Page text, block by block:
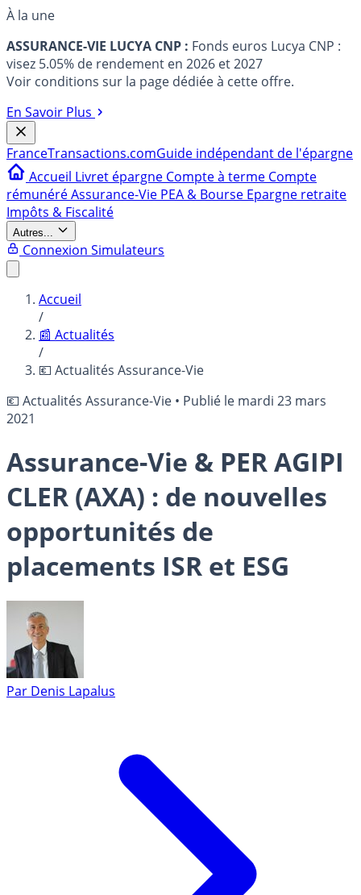
À la une
ASSURANCE-VIE LUCYA CNP : Fonds euros Lucya CNP :
visez 5.05% de rendement en 2026 et 2027
Voir conditions sur la page dédiée à cette offre.
En Savoir Plus
FranceTransactions.comGuide indépendant de l'épargne
Accueil Livret épargne Compte à terme Compte
rémunéréAssurance-Vie PEA & Bourse Epargne retraite
Impôts & Fiscalité
Autres...
Connexion Simulateurs
Accueil
/
📰 Actualités
/
💶 Actualités Assurance-Vie
💶 Actualités Assurance-Vie • Publié le mardi 23 mars
2021
Assurance-Vie & PER AGIPI
CLER (AXA) : de nouvelles
opportunités de
placements ISR et ESG
Par Denis Lapalus